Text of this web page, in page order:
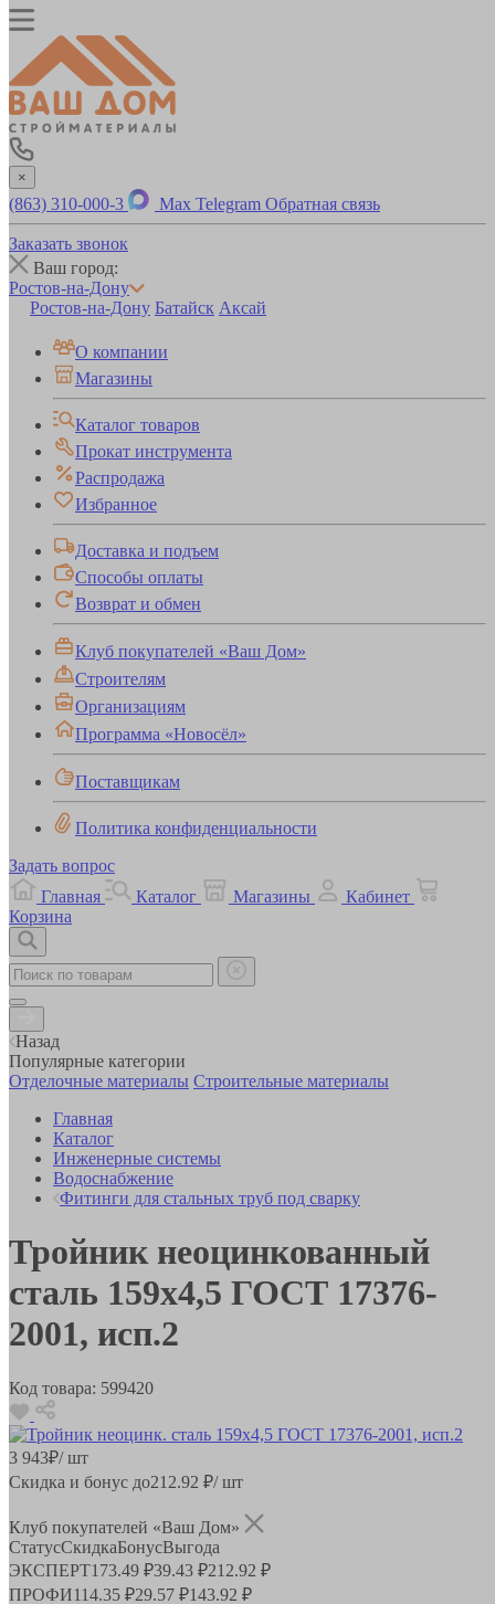
×
(863) 310-000-3 Max Telegram Обратная связь
Заказать звонок
Ваш город:
Ростов-на-Дону
Ростов-на-Дону Батайск Аксай
О компании
Магазины
Каталог товаров
Прокат инструмента
Распродажа
Избранное
Доставка и подъем
Способы оплаты
Возврат и обмен
Клуб покупателей «Ваш Дом»
Строителям
Организациям
Программа «Новосёл»
Поставщикам
Политика конфиденциальности
Задать вопрос
Главная
Каталог Магазины
Кабинет
Корзина
Назад
Популярные категории
Отделочные материалы Строительные материалы
Главная
Каталог
Инженерные системы
Водоснабжение
Фитинги для стальных труб под сварку
Тройник неоцинкованный
сталь 159х4,5 ГОСТ 17376-
2001, исп.2
Код товара: 599420
3 943₽/ шт
Скидка и бонус до212.92 ₽/ шт
Клуб покупателей «Ваш Дом»
СтатусСкидкаБонусВыгода
ЭКСПЕРТ173.49 ₽39.43 ₽212.92 ₽
ПРОФИ114.35 ₽29.57 ₽143.92 ₽